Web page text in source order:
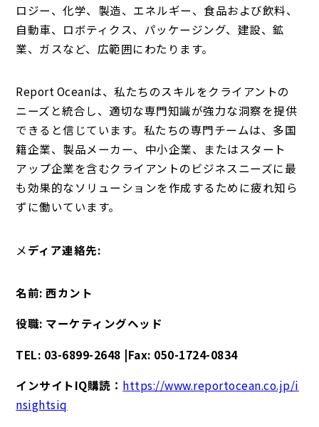
ロジー、化学、製造、エネルギー、食品および飲料、
自動車、ロボティクス、パッケージング、建設、鉱
業、ガスなど、広範囲にわたります。
Report Oceanは、私たちのスキルをクライアントの
ニーズと統合し、適切な専門知識が強力な洞察を提供
できると信じています。私たちの専門チームは、多国
籍企業、製品メーカー、中小企業、またはスタート
アップ企業を含むクライアントのビジネスニーズに最
も効果的なソリューションを作成するために疲れ知ら
ずに働いています。
メディア連絡先:
名前: 西カント
役職: マーケティングヘッド
TEL: 03-6899-2648 |Fax: 050-1724-0834
インサイトIQ購読： https://www.reportocean.co.jp/i
nsightsiq